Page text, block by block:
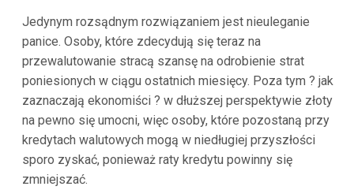
Jedynym rozsądnym rozwiązaniem jest nieuleganie
panice. Osoby, które zdecydują się teraz na
przewalutowanie stracą szansę na odrobienie strat
poniesionych w ciągu ostatnich miesięcy. Poza tym ? jak
zaznaczają ekonomiści ? w dłuższej perspektywie złoty
na pewno się umocni, więc osoby, które pozostaną przy
kredytach walutowych mogą w niedługiej przyszłości
sporo zyskać, ponieważ raty kredytu powinny się
zmniejszać.